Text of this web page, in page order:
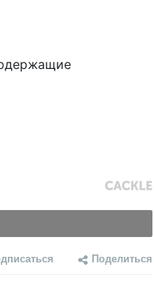
Поделиться